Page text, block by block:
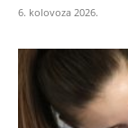
6. kolovoza 2026.